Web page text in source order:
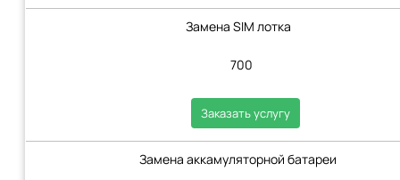
Замена SIM лотка
700
Заказать услугу
Замена аккамуляторной батареи